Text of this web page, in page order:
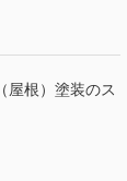
屋根）塗装のス